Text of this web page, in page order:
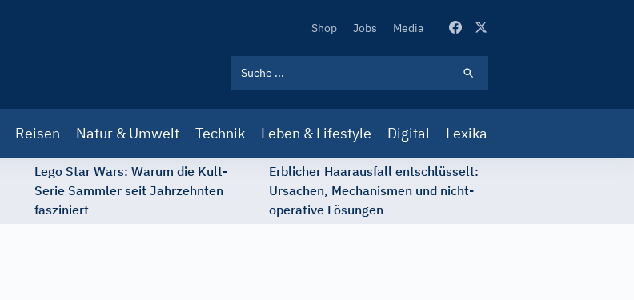
Secondary
Shop Jobs Media
Reisen Natur & Umwelt Technik Leben & Lifestyle Digital Lexika
Lego Star Wars: Warum die Kult-
Serie Sammler seit Jahrzehnten
fasziniert
Erblicher Haarausfall entschlüsselt:
Ursachen, Mechanismen und nicht-
operative Lösungen